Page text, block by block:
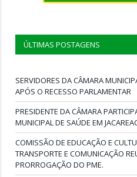
ÚLTIMAS POSTAGENS
SERVIDORES DA CÂMARA
APÓS O RECESSO PARLAMENTAR
PRESIDENTE DA CÂMARA
MUNICIPAL DE SAÚDE EM
COMISSÃO DE EDUCAÇÃO E
TRANSPORTE E COMUNICAÇÃO
PRORROGAÇÃO DO PME.